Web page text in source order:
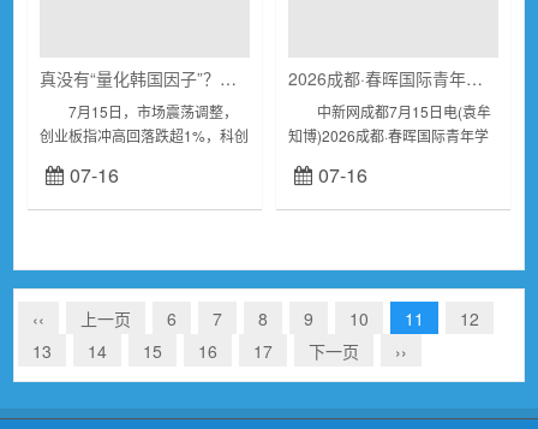
真没有“量化韩国因子”？周三A股芯片股大跌 资金选择“站在猴子里”
7月15日，市场震荡调整，
创业板指冲高回落跌超1%，科创
收盘，沪指跌0.29%，深成指跌
0.97%，创业板指跌1....
07-16
2026成都·春晖国际青年学者交流活动在成都启幕
中新网成都7月15日电(袁牟
知博)2026成都·春晖国际青年学
幕，吸引海内外院士、玛丽·居里
学者、海外留学人员等约300人
07-16
‹‹ 上一页 6 7 8 9 10 11
12
13
14 15 16 17 下一页 ››